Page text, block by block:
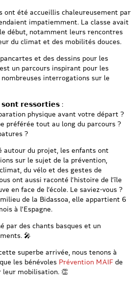
ont été accueillis chaleureusement par
impatiemment. La classe avait
début, notamment leurs rencontres
du climat et des mobilités douces.
et des dessins pour les
un parcours inspirant pour les
interrogations sur le
𝗿𝗲𝘀𝘀𝗼𝗿𝘁𝗶𝗲𝘀 :
physique avant votre départ ?
préférée tout au long du parcours ?
?
autour du projet, les enfants ont
sur le sujet de la prévention,
du vélo et des gestes de
ont aussi raconté l’histoire de l’île
en face de l’école. Le saviez-vous ?
de la Bidassoa, elle appartient 6
à l’Espagne.
par des chants basques et un
🎤
superbe arrivée, nous tenons à
les bénévoles Prévention MAIF de
leur mobilisation. 👏